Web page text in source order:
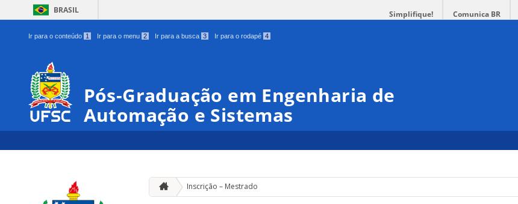
BRASIL Simplifique! Comunica BR
Ir para o conteúdo 1 Ir para o menu 2 Ir para a busca 3 Ir para o rodapé 4
Pós-Graduação em Engenharia de
Automação e Sistemas
Inscrição – Mestrado